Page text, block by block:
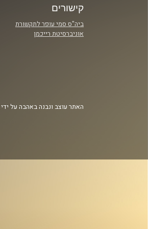
קישורים
ביה"ס סמי עופר לתקשורת
אוניברסיטת רייכמן
האתר עוצב ונבנה באהבה על ידי